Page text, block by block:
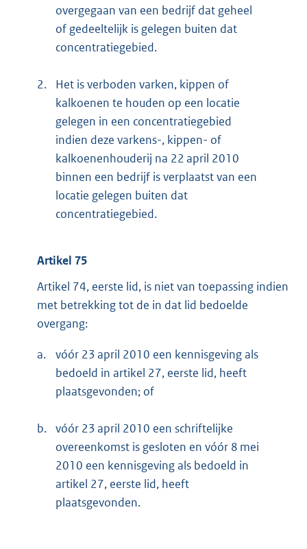
overgegaan van een bedrijf dat geheel
of gedeeltelijk is gelegen buiten dat
concentratiegebied.
2.
Het is verboden varken, kippen of
kalkoenen te houden op een locatie
gelegen in een concentratiegebied
indien deze varkens-, kippen- of
kalkoenenhouderij na 22 april 2010
binnen een bedrijf is verplaatst van een
locatie gelegen buiten dat
concentratiegebied.
Artikel 75
Artikel 74, eerste lid, is niet van toepassing indien
met betrekking tot de in dat lid bedoelde
overgang:
a.
vóór 23 april 2010 een kennisgeving als
bedoeld in artikel 27, eerste lid, heeft
plaatsgevonden; of
b. vóór 23 april 2010 een schriftelijke
overeenkomst is gesloten en vóór 8 mei
2010 een kennisgeving als bedoeld in
artikel 27, eerste lid, heeft
plaatsgevonden.